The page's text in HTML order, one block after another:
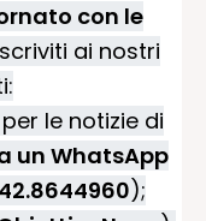
con le
ai nostri
per le notizie di
un WhatsApp
);